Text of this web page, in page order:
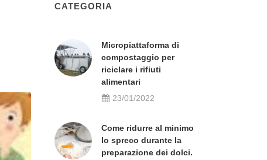
CATEGORIA
Micropiattaforma di
compostaggio per
riciclare i rifiuti
alimentari
23/01/2022
Come ridurre al minimo
lo spreco durante la
preparazione dei dolci.